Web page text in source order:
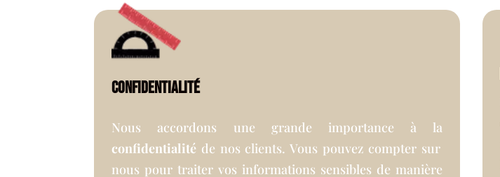
Confidentialité
Nous accordons une grande importance à la
confidentialité de nos clients. Vous pouvez compter sur
nous pour traiter vos informations sensibles de manière